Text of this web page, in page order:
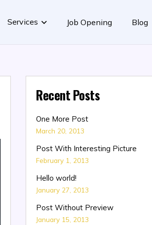
Services Job Opening Blog
Recent Posts
One More Post
March 20, 2013
Post With Interesting Picture
February 1, 2013
Hello world!
January 27, 2013
Post Without Preview
January 15, 2013